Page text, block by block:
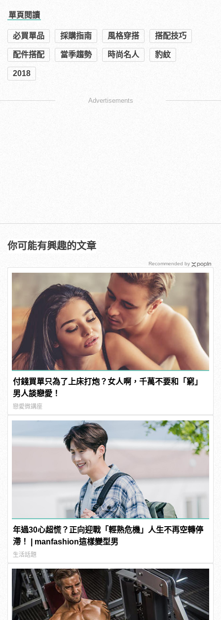
單頁閱讀
必買單品 採購指南 風格穿搭 搭配技巧
配件搭配 當季趨勢 時尚名人 豹紋
2018
Advertisements
你可能有興趣的文章
付錢買單只為了上床打炮？女人啊，千萬不要和「窮」
男人談戀愛！
戀愛微講座
年過30心超慌？正向迎戰「輕熟危機」人生不再空轉停
滯！ | manfashion這樣變型男
生活話題
Recommended by